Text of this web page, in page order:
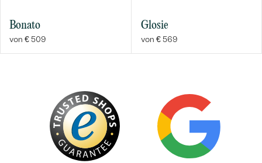
Bestseller
Bonato
von € 509
Glosie
von € 569